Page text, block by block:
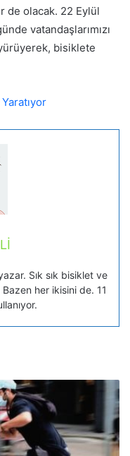
de olacak. 22 Eylül
vatandaşlarımızı
bisiklete
Sık sık bisiklet ve
Bazen her ikisini de. 11